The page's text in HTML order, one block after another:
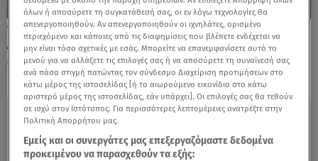
22.07.24, 20:19
Αποκλειστικό Star: Τι είπε η σύζυγος του
δράστη για τον μοιραίο καβγά
όλων ή αποσύρετε τη συγκατάθεσή σας, οι εν λόγω τεχνολογίες θα
απενεργοποιηθούν. Αν απενεργοποιηθούν οι ιχνηλάτες, ορισμένο
περιεχόμενο και κάποιες από τις διαφημίσεις που βλέπετε ενδέχεται να
μην είναι τόσο σχετικές με εσάς. Μπορείτε να επανεμφανίσετε αυτό το
μενού για να αλλάξετε τις επιλογές σας ή να αποσύρετε τη συναίνεσή σας
ανά πάσα στιγμή πατώντας τον σύνδεσμο Διαχείριση προτιμήσεων στο
κάτω μέρος της ιστοσελίδας [ή το αιωρούμενο εικονίδιο στο κάτω
αριστερό μέρος της ιστοσελίδας, εάν υπάρχει]. Οι επιλογές σας θα τεθούν
σε ισχύ στον Ιστότοπος. Για περισσότερες λεπτομέρειες ανατρέξτε στην
Πολιτική Απορρήτου μας.
Εμείς και οι συνεργάτες μας επεξεργαζόμαστε δεδομένα
προκειμένου να παρασχεθούν τα εξής: